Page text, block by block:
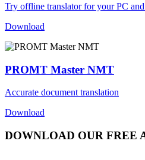
Try offline translator for your PC
Download
PROMT Master NMT
Accurate document translation
Download
DOWNLOAD OUR FREE